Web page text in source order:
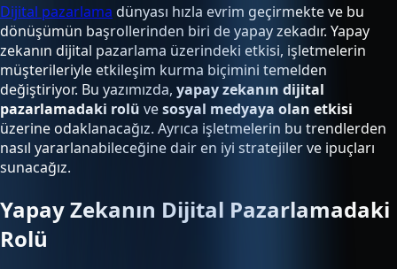
Dijital pazarlama dünyası hızla evrim geçirmekte ve bu
dönüşümün başrollerinden biri de yapay zekadır. Yapay
zekanın dijital pazarlama üzerindeki etkisi, işletmelerin
müşterileriyle etkileşim kurma biçimini temelden
değiştiriyor. Bu yazımızda, yapay zekanın dijital
pazarlamadaki rolü vesosyal medyaya olan etkisi
üzerine odaklanacağız. Ayrıca işletmelerin bu trendlerden
nasıl yararlanabileceğine dair en iyi stratejiler ve ipuçları
sunacağız.
Yapay Zekanın Dijital Pazarlamadaki
Rolü